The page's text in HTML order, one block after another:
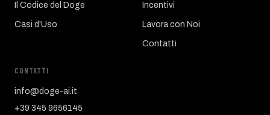
Il Codice del Doge
Casi d'Uso
Incentivi
Lavora con Noi
Contatti
CONTATTI
info@doge-ai.it
+39 345 9656145